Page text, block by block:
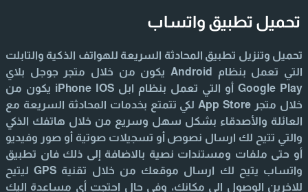
تحميل تطبيق واتساب
تحميل وتنزيل تطبيق المحادثة السريعة للهواتف الذكية والتابلت
التي تعمل بنظام Android يكون من خلال متجر جوجل بلاي
Google Play أو التي تعمل بنظام ابل iPhone IOS يكون من
خلال متجر App Store لكي تتمتع بخدمات المحادثة السريعة مع
العائلة والأصدقاء بشكل سهل وسريع من خلال هاتفك الذكي
والتي تتيح لك ارسال نصوص أو تسجيلات صوتية أو صور وفيديو
أو حتى ملفات ومستندات نصية بالاضافة إلى ذلك فان تطبيق
واتساب يتيح لك ارسال موقعك من خلال تقنية GPS ليتيح
للاخرين الوصول إلى مكانك، وفي حال احتجت أي مساعدة اليك